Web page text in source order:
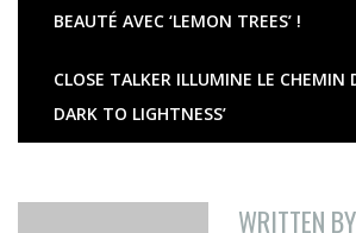
BEAUTÉ AVEC ‘LEMON TREES’ !
CLOSE TALKER ILLUMINE LE CHEMIN
DARK TO LIGHTNESS’
WRITTEN BY